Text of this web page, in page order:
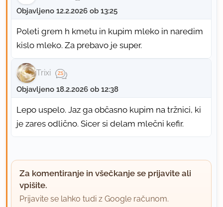
Objavljeno 12.2.2026 ob 13:25
Poleti grem h kmetu in kupim mleko in naredim
kislo mleko. Za prebavo je super.
Trixi
Objavljeno 18.2.2026 ob 12:38
Lepo uspelo. Jaz ga občasno kupim na tržnici, ki
je zares odlično. Sicer si delam mlečni kefir.
Za komentiranje in všečkanje se prijavite ali
vpišite.
Prijavite se lahko tudi z Google računom.